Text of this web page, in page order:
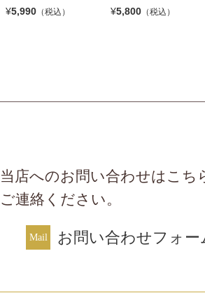
¥5,990 （税込）
¥5,800 （税込）
当店へのお問い合わせはこち
ご連絡ください。
お問い合わせフォー